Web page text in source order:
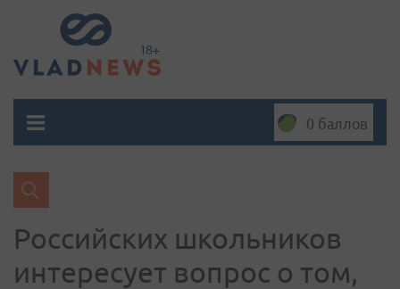
0 баллов
Российских школьников
интересует вопрос о том,